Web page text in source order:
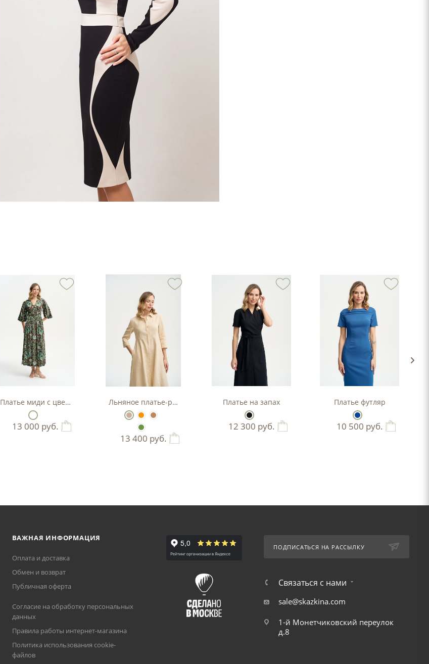
Платье миди с цветочным принтом
13 000 руб.
Льняное платье-рубашка А-силуэта
13 400 руб.
Платье на запах
12 300 руб.
Платье футляр
10 500 руб.
ВАЖНАЯ ИНФОРМАЦИЯ
Оплата и доставка
Обмен и возврат
Публичная оферта
Согласие на обработку персональных
данных
Правила работы интернет-магазина
Политика использования cookie-
файлов
ПОДПИСАТЬСЯ НА РАССЫЛКУ
Связаться с нами
sale@skazkina.com
1-й Монетчиковский переулок
д.8